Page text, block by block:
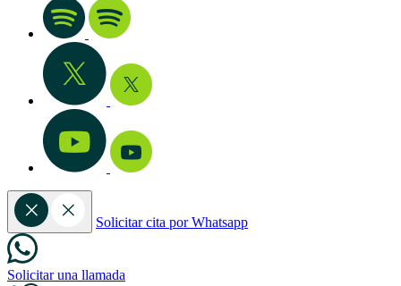
Solicitar cita por Whatsapp
Solicitar una llamada